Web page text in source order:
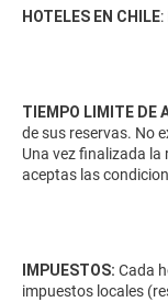
HOTELES EN CHILE:
TIEMPO LIMITE DE
de sus reservas. No
Una vez finalizada la
aceptas las
IMPUESTOS: Cada
impuestos locales